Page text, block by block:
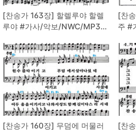
[찬송가 163장] 할렐루야 할렐
루야 #가사/악보/NWC/MP3
[찬
주 #
[찬송가 160장] 무덤에 머물러
[찬